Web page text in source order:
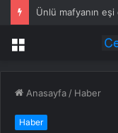
Menü
Anasayfa / Haber
Haber